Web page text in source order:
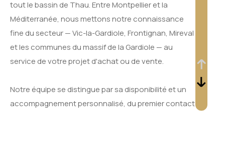
tout le bassin de Thau. Entre Montpellier et la
Méditerranée, nous mettons notre connaissance
fine du secteur — Vic-la-Gardiole, Frontignan, Mireval
et les communes du massif de la Gardiole — au
service de votre projet d'achat ou de vente.
Notre équipe se distingue par sa disponibilité et un
accompagnement personnalisé, du premier contact